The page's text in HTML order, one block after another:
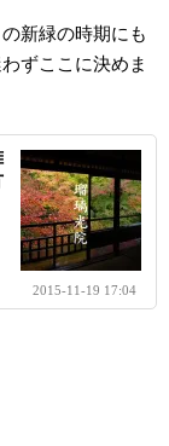
新緑の時期にも
ずここに決めま
2015-11-19 17:04